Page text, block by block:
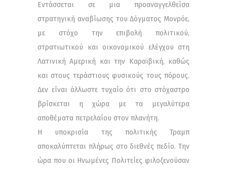
Εντάσσεται σε μια προαναγγελθείσα
στρατηγική αναβίωσης του Δόγματος Μονρόε,
με στόχο την επιβολή πολιτικού,
στρατιωτικού και οικονομικού ελέγχου στη
Λατινική Αμερική και την Καραϊβική, καθώς
και στους τεράστιους φυσικούς τους πόρους.
Δεν είναι άλλωστε τυχαίο ότι στο στόχαστρο
βρίσκεται η χώρα με τα μεγαλύτερα
αποθέματα πετρελαίου στον πλανήτη.
Η υποκρισία της πολιτικής Τραμπ
αποκαλύπτεται πλήρως στο διεθνές πεδίο. Την
ώρα που οι Ηνωμένες Πολιτείες φιλοξενούσαν